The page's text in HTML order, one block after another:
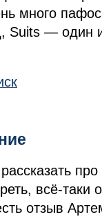
много
Suits — один
всё-
отзыв